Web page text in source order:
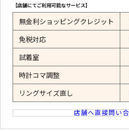
【店舗にてご利用可能なサービス】
無金利ショッピングクレジット
免税対応
試着室
時計コマ調整
リングサイズ直し
店舗へ直接問い